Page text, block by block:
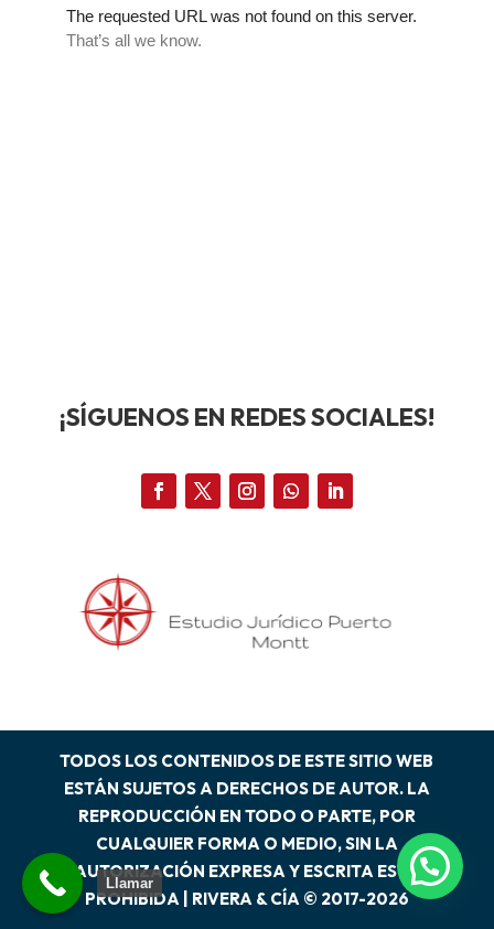
¡SÍGUENOS EN REDES SOCIALES!
TODOS LOS CONTENIDOS DE ESTE SITIO WEB
ESTÁN SUJETOS A DERECHOS DE AUTOR. LA
REPRODUCCIÓN EN TODO O PARTE, POR
CUALQUIER FORMA O MEDIO, SIN LA
AUTORIZACIÓN EXPRESA Y ESCRITA ESTÁ
PROHIBIDA | RIVERA & CÍA © 2017-2026
Llamar